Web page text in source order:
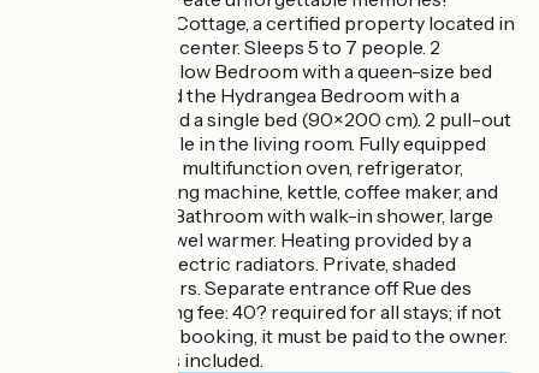
La Rose Trémère Cottage, a certified property located in
Joinville’s historic center. Sleeps 5 to 7 people. 2
bedrooms: the Yellow Bedroom with a queen-size bed
(160×200 cm), and the Hydrangea Bedroom with a
queen-size bed and a single bed (90×200 cm). 2 pull-out
guest beds available in the living room. Fully equipped
kitchen: stovetop, multifunction oven, refrigerator,
dishwasher, washing machine, kettle, coffee maker, and
small appliances. Bathroom with walk-in shower, large
sink, toilet, and towel warmer. Heating provided by a
pellet stove and electric radiators. Private, shaded
terrace with flowers. Separate entrance off Rue des
Porcelets. Cleaning fee: 40? required for all stays; if not
paid at the time of booking, it must be paid to the owner.
Sheets and towels included.